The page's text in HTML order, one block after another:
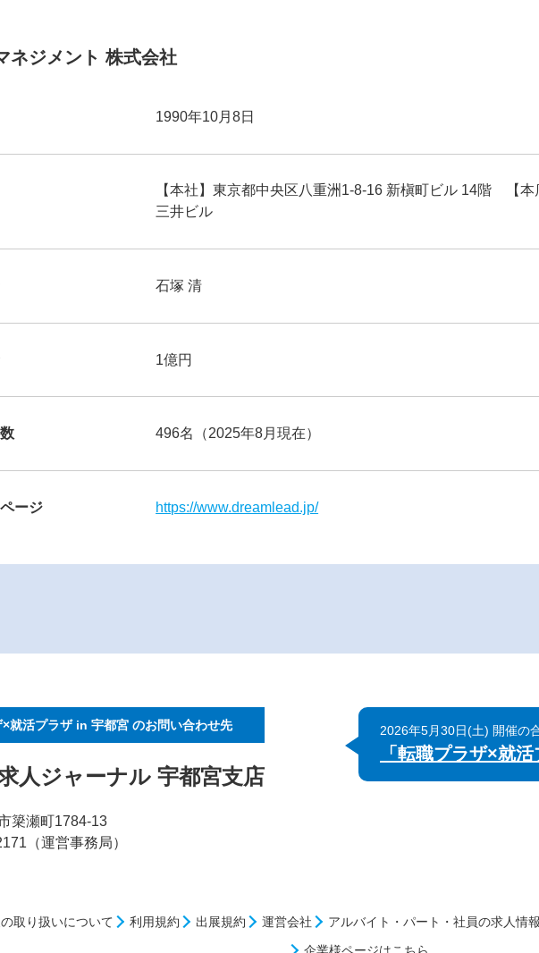
ネジメント 株式会社
1990年10月8日
【本社】東京都中央区八重洲1-8-16 新槇町ビル 14階 【
三井ビル
石塚 清
1億円
496名（2025年8月現在）
ージ https://www.dreamlead.jp/
2026年5月30日(土) 開催の
「転職プラザ×就
就活プラザ in 宇都宮 のお問い合わせ先
人ジャーナル 宇都宮支店
簗瀬町1784-13
（運営事務局）
取り扱いについて 利用規約 出展規約 運営会社 アルバイト・パート・社員の求人情